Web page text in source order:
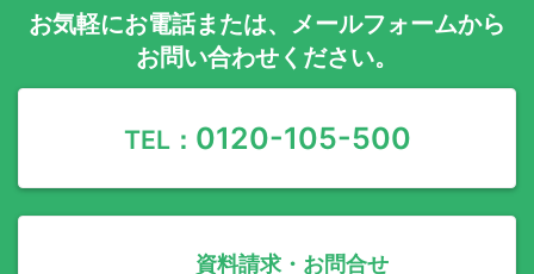
お気軽にお電話または、 メールフォームから
お問い合わせください。
TEL： 0120-105-500
資料請求・お問合せ